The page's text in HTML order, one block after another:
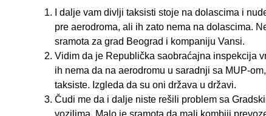
I dalje vam divlji taksisti stoje na dolascima i
pre aerodroma, ali ih zato nema na dolascima.
sramota za grad Beograd i kompaniju Vansi.
Vidim da je Republička saobraćajna inspekcija
ih nema da na aerodromu u saradnji sa MUP-
taksiste. Izgleda da su oni država u državi.
Čudi me da i dalje niste rešili problem sa
vozilima. Malo je sramota da mali kombiji